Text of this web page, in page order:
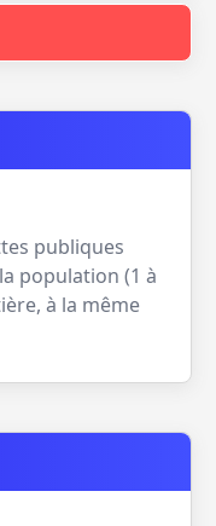
publiques
population (1 à
à la même